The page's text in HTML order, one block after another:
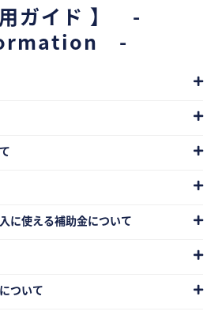
用ガイド 】 -
-
に使える補助金について
ついて